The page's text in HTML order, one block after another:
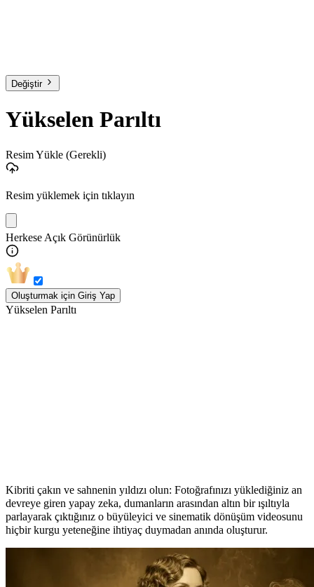
Değiştir
Yükselen Parıltı
Resim Yükle (Gerekli)
Resim yüklemek için tıklayın
Herkese Açık Görünürlük
Oluşturmak için Giriş Yap
Yükselen Parıltı
Kibriti çakın ve sahnenin yıldızı olun: Fotoğrafınızı yüklediğiniz an
devreye giren yapay zeka, dumanların arasından altın bir ışıltıyla
parlayarak çıktığınız o büyüleyici ve sinematik dönüşüm videosunu
hiçbir kurgu yeteneğine ihtiyaç duymadan anında oluşturur.